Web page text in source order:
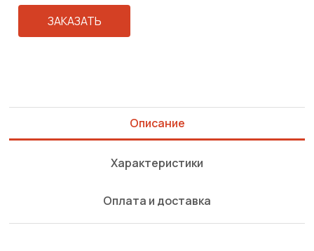
ЗАКАЗАТЬ
Описание
Характеристики
Оплата и доставка